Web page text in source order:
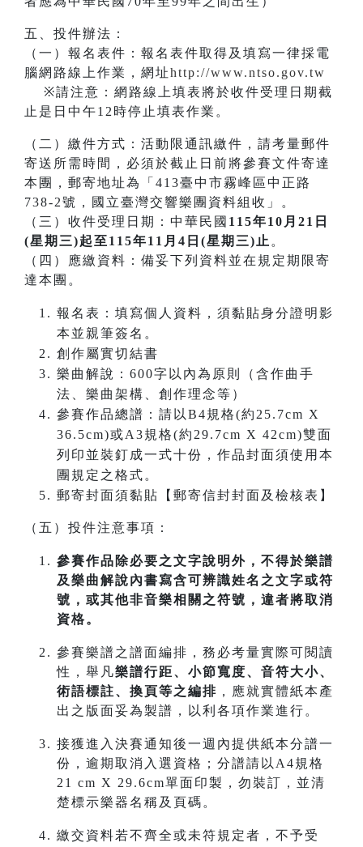
五、投件辦法：
（一）報名表件：報名表件取得及填寫一律採電
腦網路線上作業，網址http://www.ntso.gov.tw
※請注意：網路線上填表將於收件受理日期截
止是日中午12時停止填表作業。
（二）繳件方式：活動限通訊繳件，請考量郵件
寄送所需時間，必須於截止日前將參賽文件寄達
本團，郵寄地址為「413臺中市霧峰區中正路
738-2號，國立臺灣交響樂團資料組收」。
（三）收件受理日期：中華民國 115年10月21日
(星期三)起至115年11月4日(星期三)止 。
（四）應繳資料：備妥下列資料並在規定期限寄
達本團。
報名表：填寫個人資料，須黏貼身分證明影
本並親筆簽名。
創作屬實切結書
樂曲解說：600字以內為原則（含作曲手
法、樂曲架構、創作理念等）
參賽作品總譜：請以B4規格(約25.7cm X
36.5cm)或A3規格(約29.7cm X 42cm)雙面
列印並裝釘成一式十份，作品封面須使用本
團規定之格式。
郵寄封面須黏貼【郵寄信封封面及檢核表】
（五）投件注意事項：
參賽作品除必要之文字說明外，不得於樂譜
及樂曲解說內書寫含可辨識姓名之文字或符
號，或其他非音樂相關之符號，違者將取消
資格。
參賽樂譜之譜面編排，務必考量實際可閱讀
性，舉凡樂譜行距、小節寬度、音符大小、
術語標註、換頁等之編排 ，應就實體紙本產
出之版面妥為製譜，以利各項作業進行。
接獲進入決賽通知後一週內提供紙本分譜一
份，逾期取消入選資格；分譜請以A4規格
21 cm X 29.6cm單面印製，勿裝訂，並清
楚標示樂器名稱及頁碼。
繳交資料若不齊全或未符規定者，不予受